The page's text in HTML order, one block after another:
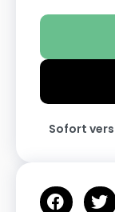
Sofort